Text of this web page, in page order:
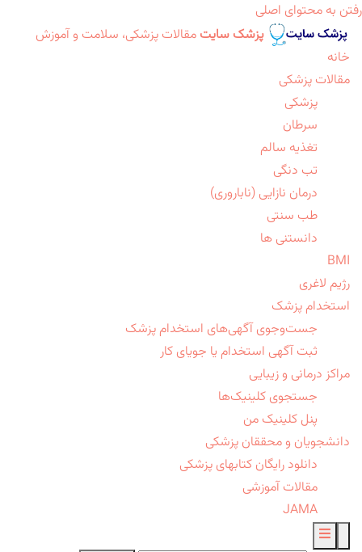
رفتن به محتوای اصلی
پزشک سایت مقالات پزشکی، سلامت و آموزش
خانه
مقالات پزشکی
پزشکی
سرطان
تغذیه سالم
تب دنگی
درمان نازایی (ناباروری)
طب سنتی
دانستنی ها
BMI
رژیم لاغری
استخدام پزشک
جست‌وجوی آگهی‌های استخدام پزشک
ثبت آگهی استخدام یا جویای کار
مراکز درمانی و زیبایی
جستجوی کلینیک‌ها
پنل کلینیک من
دانشجویان و محققان پزشکی
دانلود رایگان کتابهای پزشکی
مقالات آموزشی
JAMA